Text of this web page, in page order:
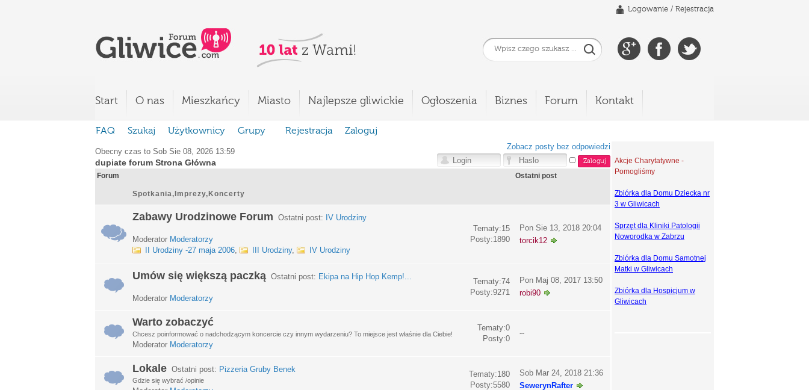
Logowanie / Rejestracja
Start O nas Mieszkańcy Miasto Najlepsze gliwickie Ogłoszenia Biznes Forum Kontakt
FAQ Szukaj Użytkownicy Grupy Rejestracja Zaloguj
Obecny czas to Sob Sie 08, 2026 13:59
dupiate forum Strona Główna
Zobacz posty bez odpowiedzi
Forum Ostatni post
Spotkania,Imprezy,Koncerty
Zabawy Urodzinowe Forum Ostatni post: IV Urodziny
Moderator Moderatorzy
II Urodziny -27 maja 2006, III Urodziny, IV Urodziny
Tematy:15
Posty:1890
Pon Sie 13, 2018 20:04
torcik12
Umów się większą paczką Ostatni post: Ekipa na Hip Hop Kemp!...
Moderator Moderatorzy
Tematy:74
Posty:9271
Pon Maj 08, 2017 13:50
robi90
Warto zobaczyć
Chcesz poinformować o nadchodzącym koncercie czy innym wydarzeniu? To miejsce jest właśnie dla Ciebie!
Moderator Moderatorzy
Tematy:0
Posty:0
--
Lokale Ostatni post: Pizzeria Gruby Benek
Gdzie się wybrać /opinie
Tematy:180
Posty:5580
Sob Mar 24, 2018 21:36
SewerynRafter
Akcje Charytatywne -
Pomogliśmy
Zbiórka dla Domu Dziecka nr
3 w Gliwicach
Sprzęt dla Kliniki Patologii
Noworodka w Zabrzu
Zbiórka dla Domu Samotnej
Matki w Gliwicach
Zbiórka dla Hospicjum w
Gliwicach